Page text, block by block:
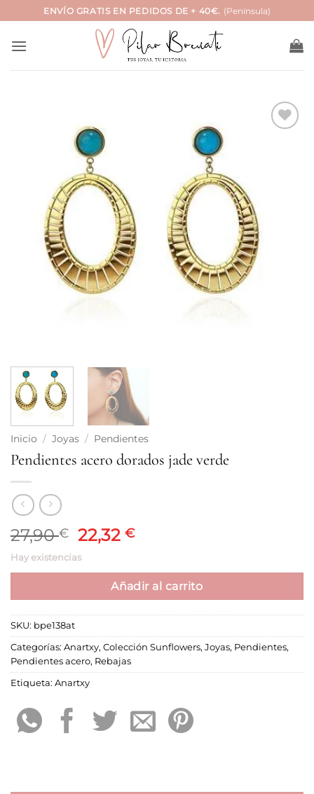
al
contenido
ENVÍO GRATIS EN PEDIDOS DE + 40€. (Península)
Inicio / Joyas / Pendientes
Pendientes acero dorados jade verde
27,90€ El
precio
original
27,90 €.
22,32€El
actual
es:
22,32 €.
Hay existencias
Añadir al carrito
SKU: bpe138at
Categorías: Anartxy, Colección Sunflowers, Joyas, Pendientes,
Pendientes acero, Rebajas
Etiqueta: Anartxy